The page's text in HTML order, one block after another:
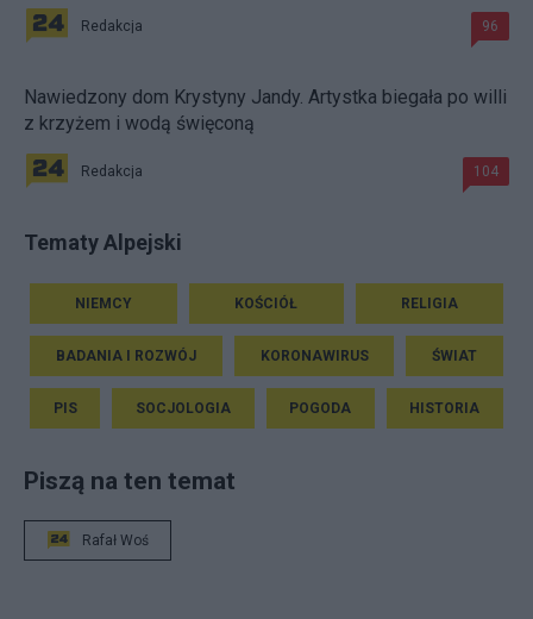
Redakcja 96
Nawiedzony dom Krystyny Jandy. Artystka biegała po willi
z krzyżem i wodą święconą
Redakcja 104
Tematy Alpejski
NIEMCY KOŚCIÓŁ RELIGIA
BADANIA I ROZWÓJ KORONAWIRUS ŚWIAT
PIS SOCJOLOGIA POGODA HISTORIA
Piszą na ten temat
Rafał Woś